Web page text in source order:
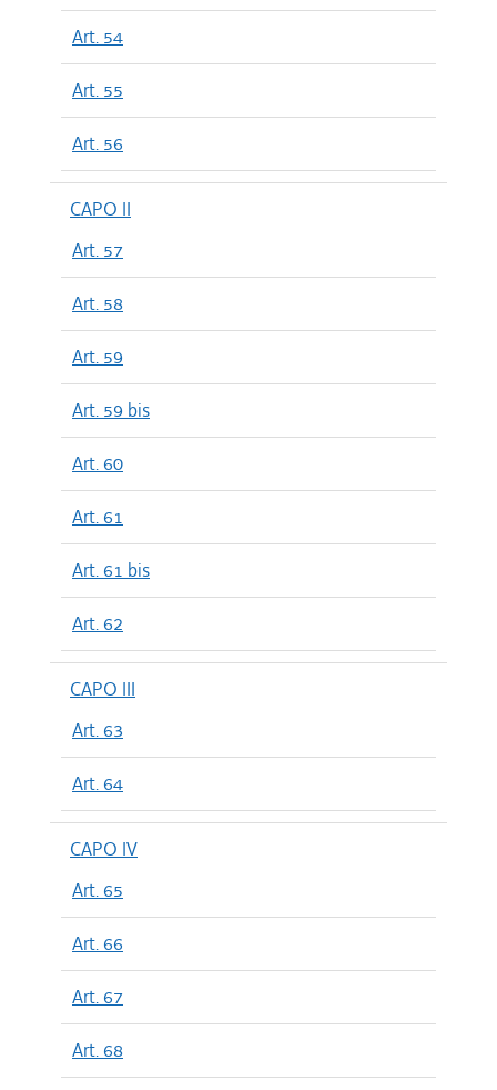
Art. 54
Art. 55
Art. 56
CAPO II
Art. 57
Art. 58
Art. 59
Art. 59 bis
Art. 60
Art. 61
Art. 61 bis
Art. 62
CAPO III
Art. 63
Art. 64
CAPO IV
Art. 65
Art. 66
Art. 67
Art. 68